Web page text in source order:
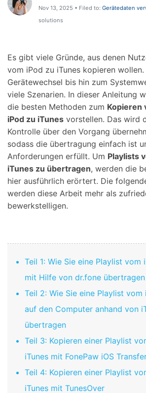
Support
DOWNLOAD
Nov 13, 2025 • Filed to: Gerätedaten
solutions
Es gibt viele Gründe, aus denen
vom iPod zu iTunes kopieren wollen.
Gerätewechsel bis hin zum
viele Szenarien. In dieser Anleitung
die besten Methoden zum Kopieren
iPod zu iTunes vorstellen. Das wird
Kontrolle über den Vorgang
sodass die übertragung einfach ist
Anforderungen erfüllt. Um Playlists
iTunes zu übertragen, werden die
hier ausführlich erörtert. Die
werden diese Arbeit mehr als
bewerkstelligen.
Teil 1: Wie Sie eine Playlist vom
mit Hilfe von dr.fone übertragen
Teil 2: Wie Sie eine Playlist vom
auf den Computer anhand von
übertragen
Teil 3: Kopieren einer Playlist
iTunes mit FonePaw iOS
Teil 4: Kopieren einer Playlist
iTunes mit TunesOver